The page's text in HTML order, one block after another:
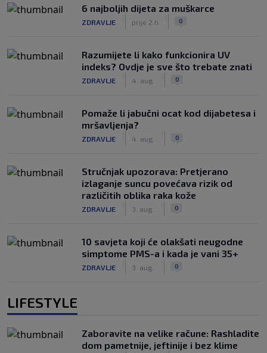
6 najboljih dijeta za muškarce
ZDRAVLJE prije 2 h 0
Razumijete li kako funkcionira UV
indeks? Ovdje je sve što trebate znati
ZDRAVLJE 4. aug. 0
Pomaže li jabučni ocat kod dijabetesa i
mršavljenja?
ZDRAVLJE 4. aug. 0
Stručnjak upozorava: Pretjerano
izlaganje suncu povećava rizik od
različitih oblika raka kože
ZDRAVLJE 3. aug. 0
10 savjeta koji će olakšati neugodne
simptome PMS-a i kada je vani 35+
ZDRAVLJE 3. aug. 0
LIFESTYLE
Zaboravite na velike račune: Rashladite
dom pametnije, jeftinije i bez klime